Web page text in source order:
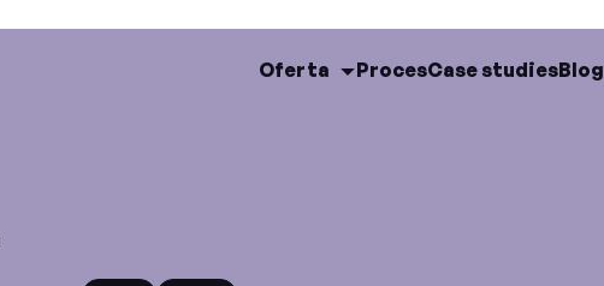
Oferta ProcesCase studiesBlog